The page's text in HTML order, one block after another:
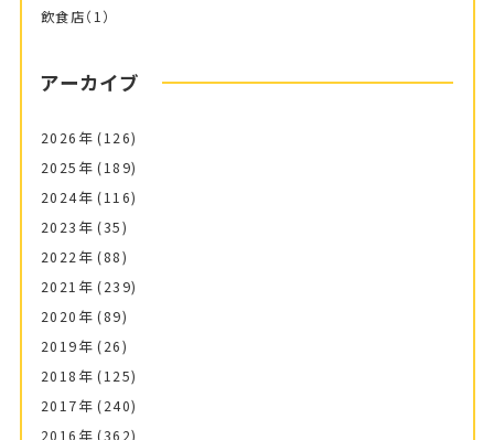
飲食店（1）
アーカイブ
2026年 (126)
2025年 (189)
2024年 (116)
2023年 (35)
2022年 (88)
2021年 (239)
2020年 (89)
2019年 (26)
2018年 (125)
2017年 (240)
2016年 (362)